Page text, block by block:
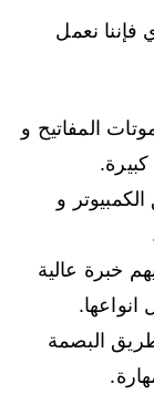
فإننا نعمل
المفاتيح و
و
خبرة عالية
البصمة